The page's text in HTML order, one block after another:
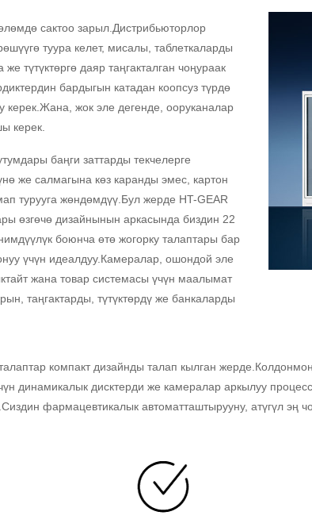
сактоо зарыл.Дистрибьюторлор
туура келет, мисалы, таблеткаларды
түтүктөргө даяр таңгакталган чоңураак
бардыгын катадан коопсуз түрдө
керек.Жана, жок эле дегенде, ооруканалар
керек.
баңги заттарды текчелерге
же салмагына көз каранды эмес, картон
турууга жөндөмдүү.Бул жерде HT-GEAR
өзгөчө дизайнынын аркасында биздин 22
боюнча өтө жогорку талаптары бар
үчүн идеалдуу.Камералар, ошондой эле
жана товар системасы үчүн маалымат
таңгактарды, түтүктөрдү же банкаларды
компакт дизайнды талап кылган
динамикалык дисктерди же камералар аркылуу
фармацевтикалык автоматташтырууну, атүгүл эң